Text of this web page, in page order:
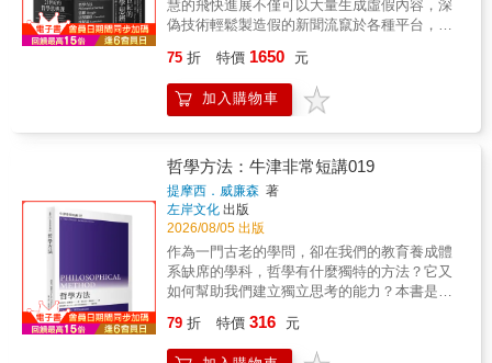
人類心靈的門窗，專長心靈哲學與認知科學的
作者，利用哲學、心理學、神經科學和人類學
的研究來幫助我們了解思維及其能力。並且以
與行為、道德判斷等倫理面向，讓哲學探討與
日常生活結合。本書特色市面上談論思考的書
不少，但著重在「思考／思維」的本質與運作
卻不失細緻地梳理出這個重要的主題。
慧的飛快進展不僅可以大量生成虛假內容，深
偽技術輕鬆製造假的新聞流竄於各種平台，狂
受到前所未有的挑戰。但怎麼樣養成獨立思考
的能力？這似乎不是我們傳統教育體制的關
懷。如何讓自己成為一個「不好騙的人」，卻
個系列藉由講究清晰思考、嚴謹論證的分析哲
學，展示人類細緻的思考能力。哲學始於一個
簡單的疑問：為什麼？從好奇心開始，我們學
習探究事物的本質、釐清使用的語言，《哲學
方法》即是從這個起源，介紹爭論的邏輯形
式、語言分析，思想實驗的支持與挑戰，以及
當代哲學方法和各個學科的合作，建構思考力
的工具。談到思考，我們需要檢視人類的意識
狀態、當作動詞的思考和當作名詞的思維內
75 折 特價 1650 元
加入購物車
哲學方法：牛津非常短講019
提摩西．威廉森 著
左岸文化 出版
2026/08/05 出版
作為一門古老的學問，卻在我們的教育養成體
系缺席的學科，哲學有什麼獨特的方法？它又
如何幫助我們建立獨立思考的能力？本書是對
各種形式的爭論來質疑並提出理論，善用基本
邏輯推理與思想實驗挑戰既有論點，在不同的
79 折 特價 316 元